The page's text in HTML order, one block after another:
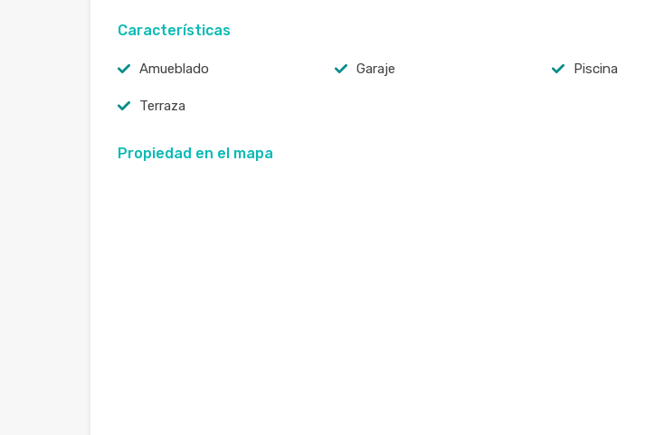
Características
Amueblado Garaje Piscina
Terraza
Propiedad en el mapa